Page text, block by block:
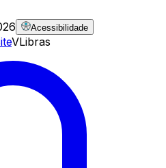
Acessibilidade
VLibras